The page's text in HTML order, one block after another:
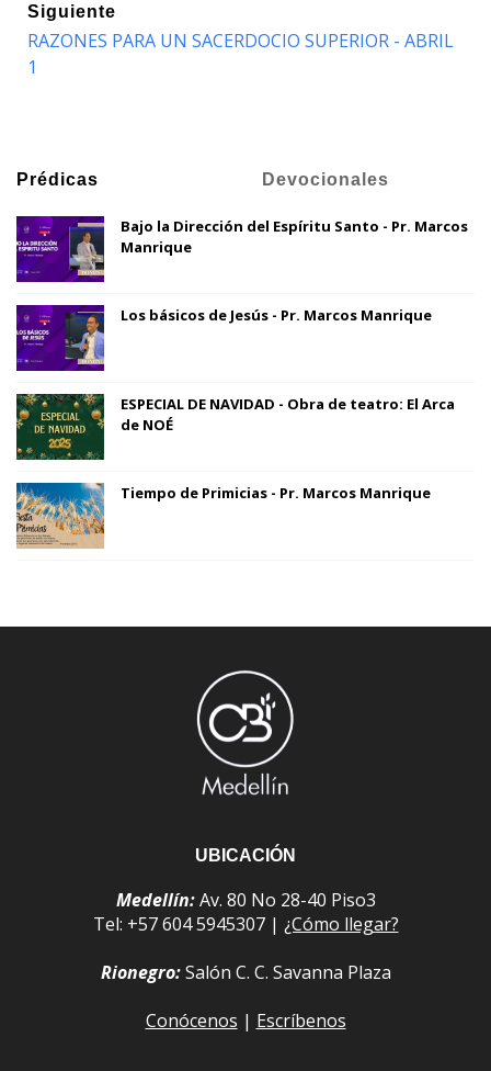
Siguiente
RAZONES PARA UN SACERDOCIO SUPERIOR - ABRIL
1
Prédicas Devocionales
Bajo la Dirección del Espíritu Santo - Pr. Marcos
Manrique
Los básicos de Jesús - Pr. Marcos Manrique
ESPECIAL DE NAVIDAD - Obra de teatro: El Arca
de NOÉ
Tiempo de Primicias - Pr. Marcos Manrique
UBICACIÓN
Medellín:Av. 80 No 28-40 Piso3
Tel: +57 604 5945307 | ¿Cómo llegar?
Rionegro:Salón C. C. Savanna Plaza
Conócenos | Escríbenos